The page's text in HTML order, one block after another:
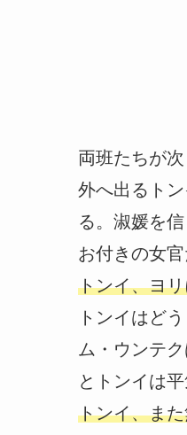
両班たちが
外へ出るト
る。淑媛を
お付きの女
トンイ、ヨ
トンイはど
ム・ウンテ
とトンイは
トンイ、ま